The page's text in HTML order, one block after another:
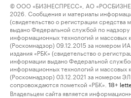
© ООО «БИЗНЕСПРЕСС», АО
2026. Сообщения и материалы
(свидетельство о регистрации средства
выдано Федеральной службой по надзору
информационных технологий и массовых
(Роскомнадзор) 09.12.2015 за номером
издания «РБК» (свидетельство о
информации выдано Федеральной
информационных технологий и массовых
(Роскомнадзор) 03.12.2021 за номером
сопровождаются пометкой «РБК».
18+
Владельцем сайта является